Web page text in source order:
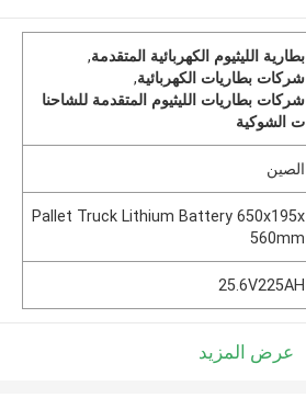
بطارية الليثيوم الكهربائية المتقدمة,
شركات بطاريات الكهربائية,
شركات بطاريات الليثيوم المتقدمة للشاحنا
ت الشوكية
الصين
Pallet Truck Lithium Battery 650x195x
560mm
25.6V225AH
عرض المزيد